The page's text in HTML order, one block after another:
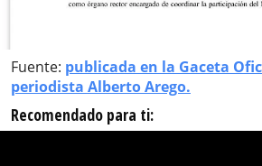
Fuente: publicada en la Gaceta
periodista Alberto Arego.
Recomendado para ti: